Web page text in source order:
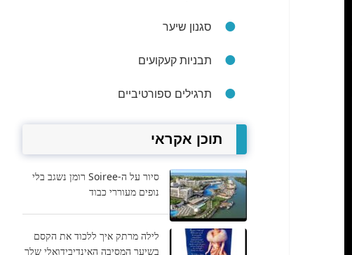
סגנון שיער
תבניות קעקועים
תרגילים ספורטיביים
תוכן אקראי
סיור על ה-Soiree רומן נשגב בלי
נופים מעוררי כבוד
לילה מרתק איך ללכוד את הקסם
בשיער המסיבה האינדיבידואלי שלך